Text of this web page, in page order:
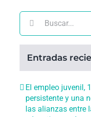
Buscar:
Entradas
El empleo juvenil,
persistente y una
las alianzas entre